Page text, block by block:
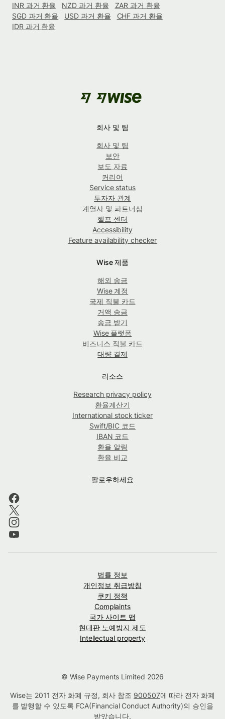
INR 과거 환율
NZD 과거 환율
ZAR 과거 환율
SGD 과거 환율
USD 과거 환율
CHF 과거 환율
IDR 과거 환율
회사 및 팀
회사 및 팀
보안
보도 자료
커리어
Service status
투자자 관계
계열사 및 파트너십
헬프 센터
Accessibility
Feature availability checker
Wise 제품
해외 송금
Wise 계정
국제 직불 카드
거액 송금
송금 받기
Wise 플랫폼
비즈니스 직불 카드
대량 결제
리소스
Research privacy policy
환율계산기
International stock ticker
Swift/BIC 코드
IBAN 코드
환율 알림
환율 비교
팔로우하세요
법률 정보
개인정보 취급방침
쿠키 정책
Complaints
국가 사이트 맵
현대판 노예방지 제도
Intellectual property
© Wise Payments Limited 2026
Wise는 2011 전자 화폐 규정, 회사 참조 900507에 따라 전자 화폐
를 발행할 수 있도록 FCA(Financial Conduct Authority)의 승인을
받았습니다.